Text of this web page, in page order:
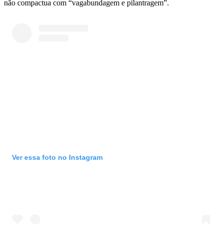
não compactua com “vagabundagem e pilantragem”.
Ver essa foto no Instagram